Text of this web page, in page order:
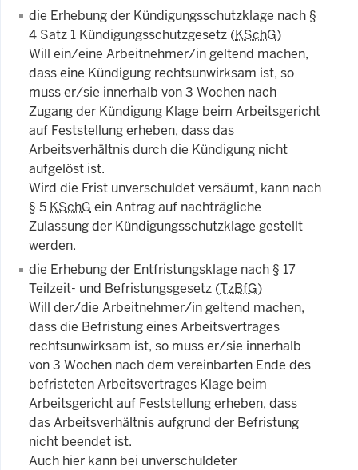
die Erhebung der Kündigungsschutzklage nach §
4 Satz 1 Kündigungsschutzgesetz (KSchG)
Will ein/eine Arbeitnehmer/in geltend machen,
dass eine Kündigung rechtsunwirksam ist, so
muss er/sie innerhalb von 3 Wochen nach
Zugang der Kündigung Klage beim Arbeitsgericht
auf Feststellung erheben, dass das
Arbeitsverhältnis durch die Kündigung nicht
aufgelöst ist.
Wird die Frist unverschuldet versäumt, kann nach
§ 5 KSchG ein Antrag auf nachträgliche
Zulassung der Kündigungsschutzklage gestellt
werden.
die Erhebung der Entfristungsklage nach § 17
Teilzeit- und Befristungsgesetz (TzBfG)
Will der/die Arbeitnehmer/in geltend machen,
dass die Befristung eines Arbeitsvertrages
rechtsunwirksam ist, so muss er/sie innerhalb
von 3 Wochen nach dem vereinbarten Ende des
befristeten Arbeitsvertrages Klage beim
Arbeitsgericht auf Feststellung erheben, dass
das Arbeitsverhältnis aufgrund der Befristung
nicht beendet ist.
Auch hier kann bei unverschuldeter